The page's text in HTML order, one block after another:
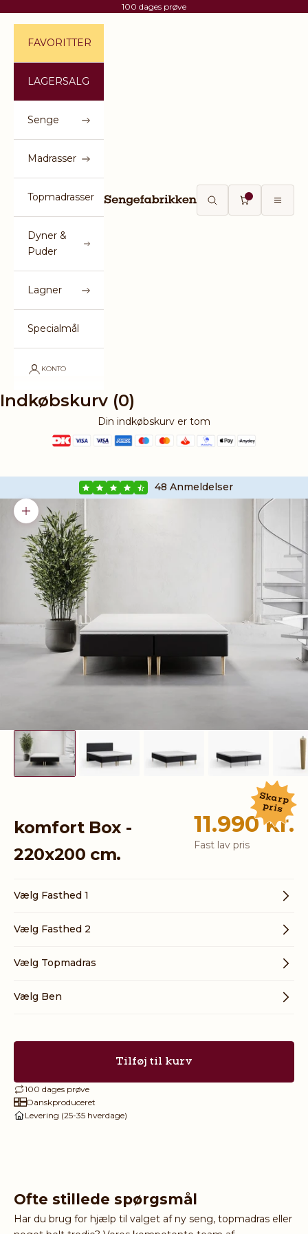
100 dages prøve
Sengefabrikken
Åbn
Åbn søgefunktion
Åbn
FAVORITTER
LAGERSALG
Senge
Madrasser
Topmadrasser
Dyner &
Puder
Lagner
Specialmål
KONTO
Indkøbskurv (0)
Din indkøbskurv er tom
4.6 Star Rating 48 Anmeldelser
Zoom
komfort Box -
220x200 cm.
Skarp
pris
Salgspris
11.990 kr.
Normalpris
Fast lav pris
Vælg Fasthed 1
Vælg Fasthed 2
Vælg Topmadras
Vælg Ben
Tilføj til kurv
100 dages prøve
Danskproduceret
Levering (25-35 hverdage)
Ofte stillede spørgsmål
Har du brug for hjælp til valget af ny seng, topmadras eller